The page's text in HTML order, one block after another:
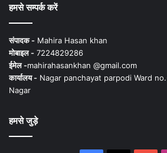
हमसे सम्पर्क करें
संपादक - Mahira Hasan khan
मोबाइल - 7224829286
ईमेल -mahirahasankhan @gmail.com
कार्यालय - Nagar panchayat parpodi Ward
Nagar
हमसे जुड़े